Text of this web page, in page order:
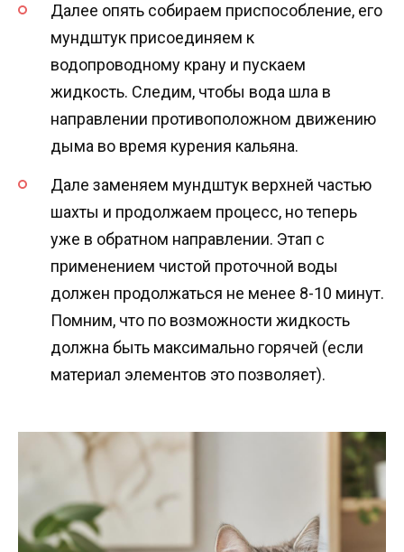
Далее опять собираем приспособление, его
мундштук присоединяем к
водопроводному крану и пускаем
жидкость. Следим, чтобы вода шла в
направлении противоположном движению
дыма во время курения кальяна.
Дале заменяем мундштук верхней частью
шахты и продолжаем процесс, но теперь
уже в обратном направлении. Этап с
применением чистой проточной воды
должен продолжаться не менее 8-10 минут.
Помним, что по возможности жидкость
должна быть максимально горячей (если
материал элементов это позволяет).